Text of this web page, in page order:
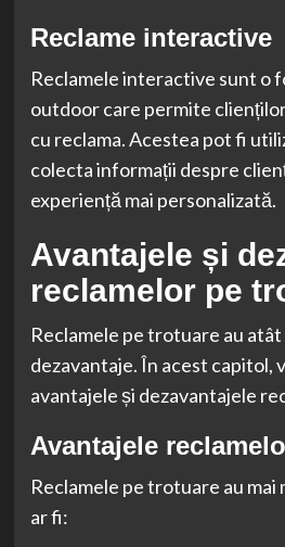
Reclame interactive
Reclamele interactive sunt o
outdoor care permite
cu reclama. Acestea pot fi
colecta informații despre
experiență mai personalizată.
Avantajele și
reclamelor pe
Reclamele pe trotuare au
dezavantaje. În acest capitol,
avantajele și dezavantajele
Avantajele
Reclamele pe trotuare au mai
ar fi: